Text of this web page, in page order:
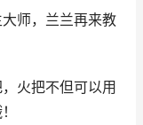
师，兰兰再来教
火把不但可以用